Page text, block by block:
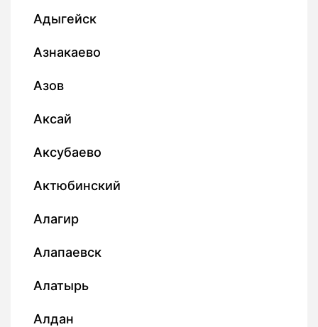
Адыгейск
Азнакаево
Азов
Аксай
Аксубаево
Актюбинский
Алагир
Алапаевск
Алатырь
Алдан